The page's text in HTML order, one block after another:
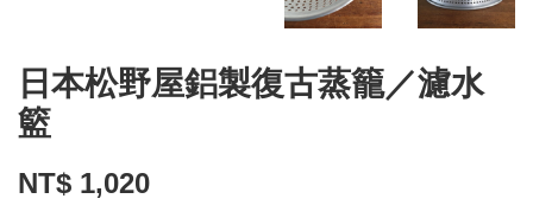
日本松野屋鋁製復古蒸籠／濾水
籃
NT$ 1,020